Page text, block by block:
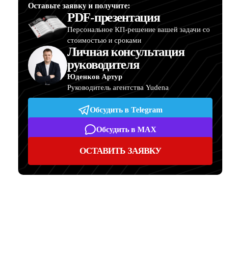
Оставьте заявку и получите:
PDF-презентация
Персональное КП-решение вашей задачи со
стоимостью и сроками
Личная консультация
руководителя
Юденков Артур
Руководитель агентства Yudena
Обсудить в Telegram
Обсудить в MAX
ОСТАВИТЬ ЗАЯВКУ